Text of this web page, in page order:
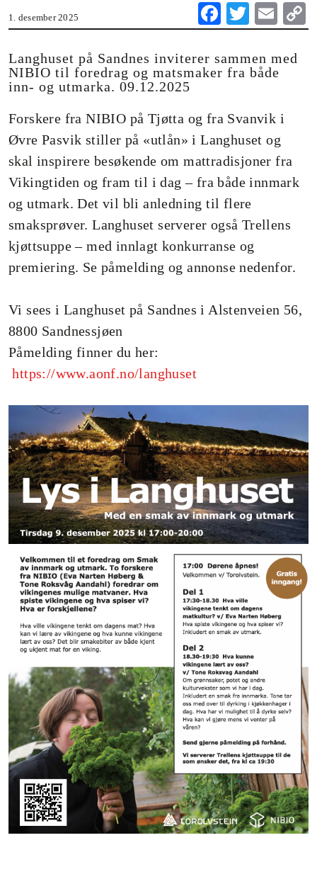
1. desember 2025
Fa
ce
bo
ok
T
wi
tte
r
E
m
ail
Langhuset på Sandnes inviterer sammen med
NIBIO til foredrag og matsmaker fra både
inn- og utmarka. 09.12.2025
Forskere fra NIBIO på Tjøtta og fra Svanvik i
Øvre Pasvik stiller på «utlån» i Langhuset og
skal inspirere besøkende om mattradisjoner fra
Vikingtiden og fram til i dag – fra både innmark
og utmark. Det vil bli anledning til flere
smaksprøver. Langhuset serverer også Trellens
kjøttsuppe – med innlagt konkurranse og
premiering. Se påmelding og annonse nedenfor.
Vi sees i Langhuset på Sandnes i Alstenveien 56,
8800 Sandnessjøen
Påmelding finner du her:
https://www.aonf.no/langhuset